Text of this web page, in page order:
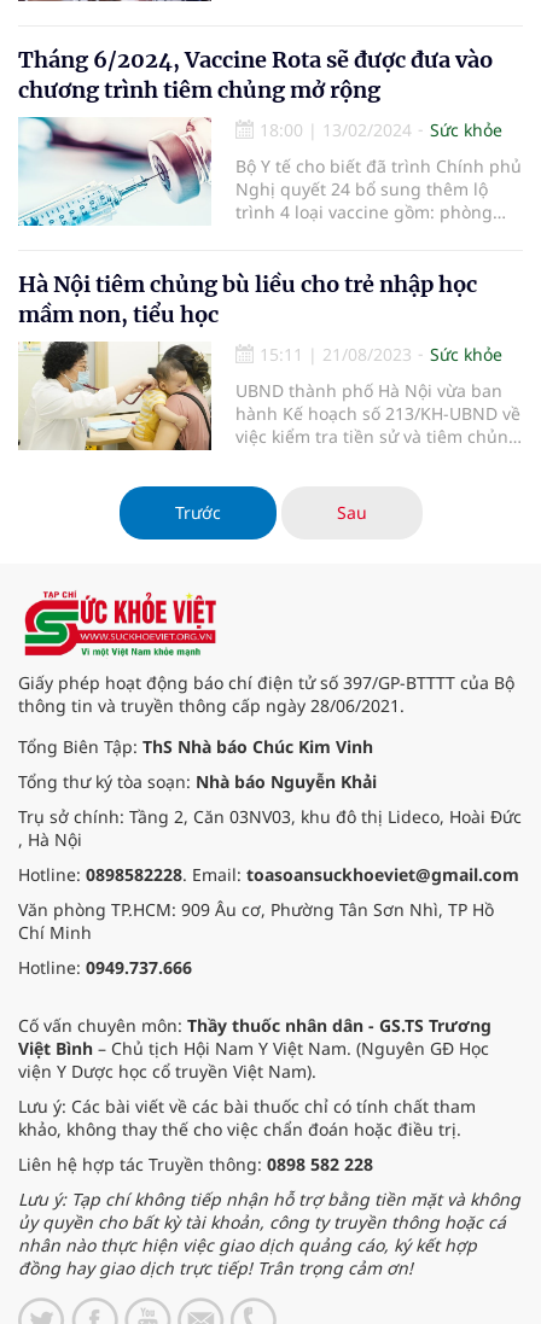
Tháng 6/2024, Vaccine Rota sẽ được đưa vào
chương trình tiêm chủng mở rộng
18:00 | 13/02/2024
Sức khỏe
Bộ Y tế cho biết đã trình Chính phủ
Nghị quyết 24 bổ sung thêm lộ
trình 4 loại vaccine gồm: phòng
cúm mùa đã được Chính phủ đồng
Hà Nội tiêm chủng bù liều cho trẻ nhập học
mầm non, tiểu học
15:11 | 21/08/2023
Sức khỏe
UBND thành phố Hà Nội vừa ban
hành Kế hoạch số 213/KH-UBND về
việc kiểm tra tiền sử và tiêm chủng
sở giáo dục mầm non, tiểu học
trên địa bàn thành phố.
Trước Sau
Giấy phép hoạt động báo chí điện tử số 397/GP-BTTTT của Bộ
thông tin và truyền thông cấp ngày 28/06/2021.
Tổng Biên Tập: ThS Nhà báo Chúc Kim Vinh
Tổng thư ký tòa soạn: Nhà báo Nguyễn Khải
Trụ sở chính: Tầng 2, Căn 03NV03, khu đô thị Lideco, Hoài Đức
, Hà Nội
Hotline: 0898582228. Email: toasoansuckhoeviet@gmail.com
Văn phòng TP.HCM: 909 Âu cơ, Phường Tân Sơn Nhì, TP Hồ
Chí Minh
Hotline: 0949.737.666
Cố vấn chuyên môn: Thầy thuốc nhân dân - GS.TS Trương
Việt Bình – Chủ tịch Hội Nam Y Việt Nam. (Nguyên GĐ Học
viện Y Dược học cổ truyền Việt Nam).
Lưu ý: Các bài viết về các bài thuốc chỉ có tính chất tham
khảo, không thay thế cho việc chẩn đoán hoặc điều trị.
Liên hệ hợp tác Truyền thông: 0898 582 228
Lưu ý: Tạp chí không tiếp nhận hỗ trợ bằng tiền mặt và không
ủy quyền cho bất kỳ tài khoản, công ty truyền thông hoặc cá
nhân nào thực hiện việc giao dịch quảng cáo, ký kết hợp
đồng hay giao dịch trực tiếp! Trân trọng cảm ơn!